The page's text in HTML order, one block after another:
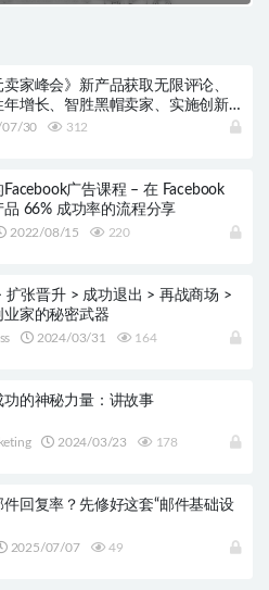
卖家峰会》新产品获取无限评论、
年增长、智胜黑帽卖家、实施创新
、构建有利可图的电子邮件列表、利
30 312
广告课程 – 在 Facebook
品 66% 成功率的流程分享
2022/08/15 220
扩张晋升 > 成功退出 > 再战商场 >
业家的秘密武器
2024/03/31 164
功的神秘力量：讲故事
2024/03/23 178
回复率？先修好这套“邮件基础设
2025/07/07 49